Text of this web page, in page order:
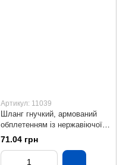
Артикул: 11039
Шланг гнучкий, армований
обплетенням із нержавіючої
сталі (ВЗ), L = 400 мм
71.04 грн